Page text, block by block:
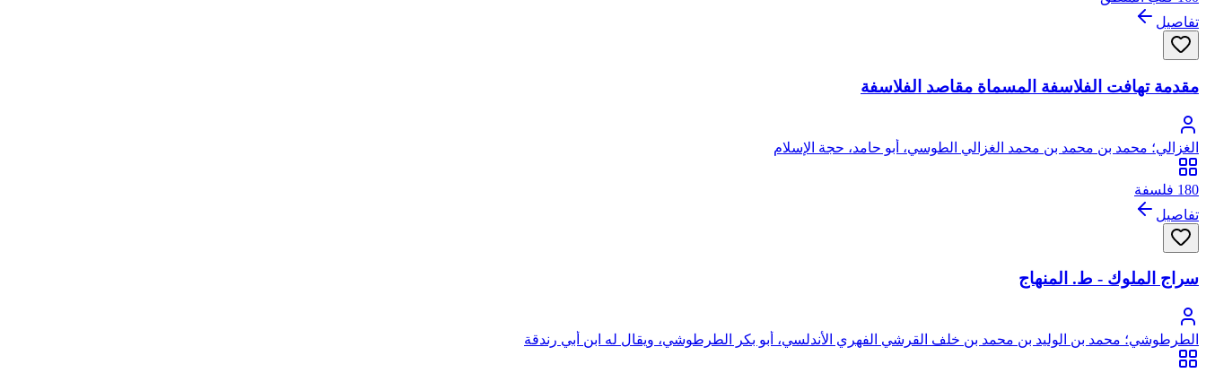
تفاصيل
مقدمة تهافت الفلاسفة المسماة مقاصد الفلاسفة
الغزالي؛ محمد بن محمد بن محمد الغزالي الطوسي، أبو حامد، حجة الإسلام
180 فلسفة
تفاصيل
سراج الملوك - ط. المنهاج
الطرطوشي؛ محمد بن الوليد بن محمد بن خلف القرشي الفهري الأندلسي، أبو بكر الطرطوشي، ويقال له ابن أبي رندقة